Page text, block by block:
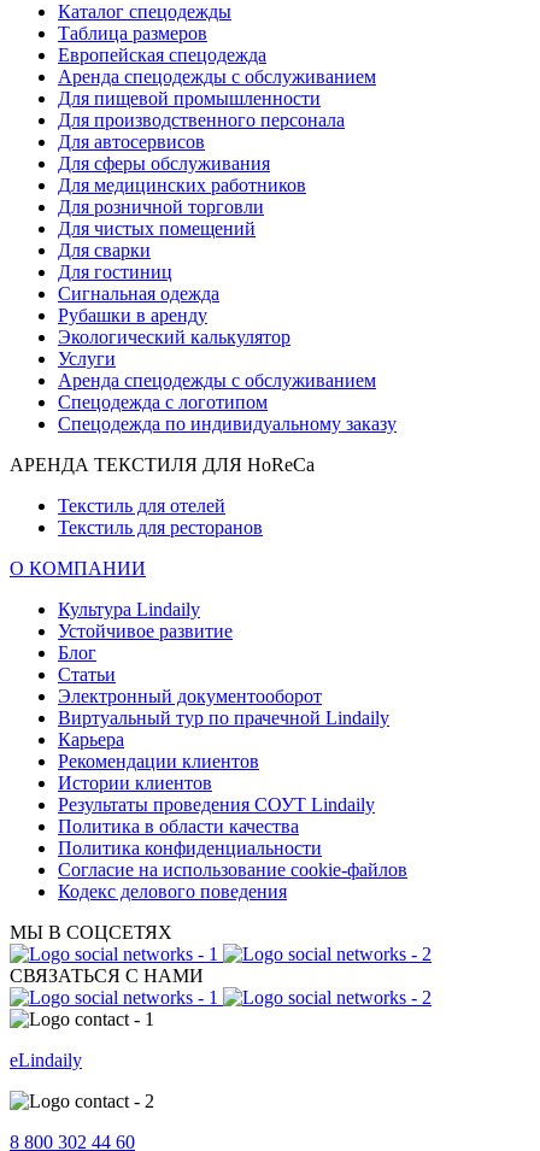
Каталог спецодежды
Таблица размеров
Европейская спецодежда
Аренда спецодежды с обслуживанием
Для пищевой промышленности
Для производственного персонала
Для автосервисов
Для сферы обслуживания
Для медицинских работников
Для розничной торговли
Для чистых помещений
Для сварки
Для гостиниц
Сигнальная одежда
Рубашки в аренду
Экологический калькулятор
Услуги
Аренда спецодежды с обслуживанием
Спецодежда с логотипом
Спецодежда по индивидуальному заказу
АРЕНДА ТЕКСТИЛЯ ДЛЯ HoReCa
Текстиль для отелей
Текстиль для ресторанов
О КОМПАНИИ
Культура Lindaily
Устойчивое развитие
Блог
Статьи
Электронный документооборот
Виртуальный тур по прачечной Lindaily
Карьера
Рекомендации клиентов
Истории клиентов
Результаты проведения СОУТ Lindaily
Политика в области качества
Политика конфиденциальности
Согласие на использование cookie-файлов
Кодекс делового поведения
МЫ В СОЦСЕТЯХ
СВЯЗАТЬСЯ С НАМИ
eLindaily
8 800 302 44 60